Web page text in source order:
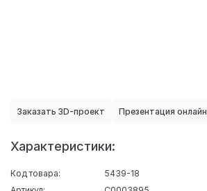
Заказать 3D-проект Презентация онлайн
Характеристики:
Код товара:
5439-18